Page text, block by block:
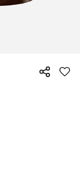
공
좋